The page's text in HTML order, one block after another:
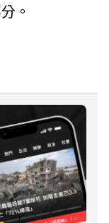
。